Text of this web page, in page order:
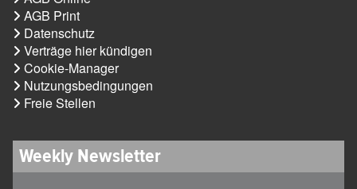
AGB Print
Datenschutz
Verträge hier kündigen
Cookie-Manager
Nutzungsbedingungen
Freie Stellen
Weekly Newsletter